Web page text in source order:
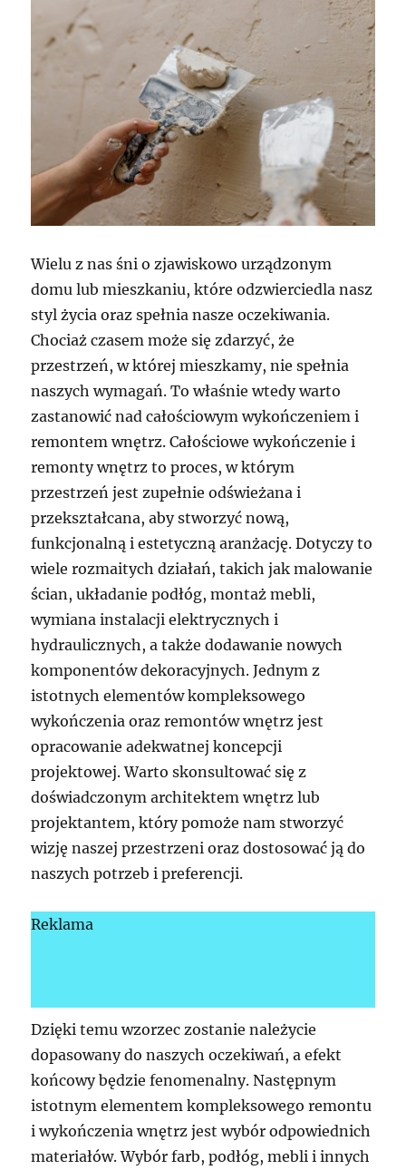
Wielu z nas śni o zjawiskowo urządzonym
domu lub mieszkaniu, które odzwierciedla nasz
styl życia oraz spełnia nasze oczekiwania.
Chociaż czasem może się zdarzyć, że
przestrzeń, w której mieszkamy, nie spełnia
naszych wymagań. To właśnie wtedy warto
zastanowić nad całościowym wykończeniem i
remontem wnętrz. Całościowe wykończenie i
remonty wnętrz to proces, w którym
przestrzeń jest zupełnie odświeżana i
przekształcana, aby stworzyć nową,
funkcjonalną i estetyczną aranżację. Dotyczy to
wiele rozmaitych działań, takich jak malowanie
ścian, układanie podłóg, montaż mebli,
wymiana instalacji elektrycznych i
hydraulicznych, a także dodawanie nowych
komponentów dekoracyjnych. Jednym z
istotnych elementów kompleksowego
wykończenia oraz remontów wnętrz jest
opracowanie adekwatnej koncepcji
projektowej. Warto skonsultować się z
doświadczonym architektem wnętrz lub
projektantem, który pomoże nam stworzyć
wizję naszej przestrzeni oraz dostosować ją do
naszych potrzeb i preferencji.
Reklama
Dzięki temu wzorzec zostanie należycie
dopasowany do naszych oczekiwań, a efekt
końcowy będzie fenomenalny. Następnym
istotnym elementem kompleksowego remontu
i wykończenia wnętrz jest wybór odpowiednich
materiałów. Wybór farb, podłóg, mebli i innych